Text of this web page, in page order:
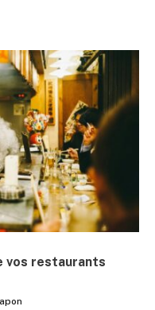
vos restaurants